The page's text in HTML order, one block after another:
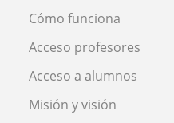
Cómo funciona
Acceso profesores
Acceso a alumnos
Misión y visión